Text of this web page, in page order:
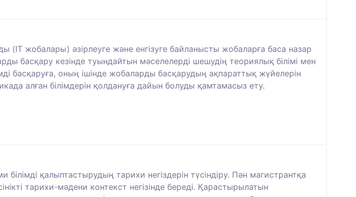
(IT жобалары) әзірлеуге және енгізуге байланысты жобаларға баса назар
басқару кезінде туындайтын мәселелерді шешудің теориялық білімі мен
басқаруға, оның ішінде жобаларды басқарудың ақпараттық жүйелерін
алған білімдерін қолдануға дайын болуды қамтамасыз ету.
қалыптастырудың тарихи негіздерін түсіндіру. Пән магистрантқа
тарихи-мәдени контекст негізінде береді. Қарастырылатын